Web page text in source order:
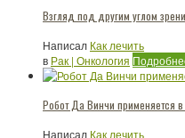
Взгляд под другим углом
Написал Как лечить
в Рак | Онкология
Робот Да Винчи применяется в
Написал Как лечить